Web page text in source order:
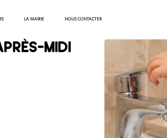
LA MAIRIE NOUS CONTACTER
midi